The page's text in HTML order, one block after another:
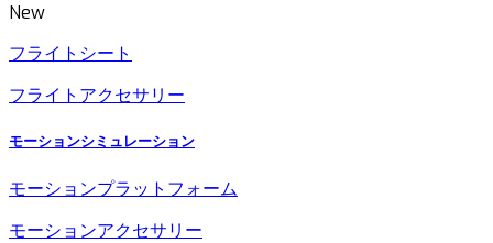
New
フライトシート
フライトアクセサリー
モーションシミュレーション
モーションプラットフォーム
モーションアクセサリー